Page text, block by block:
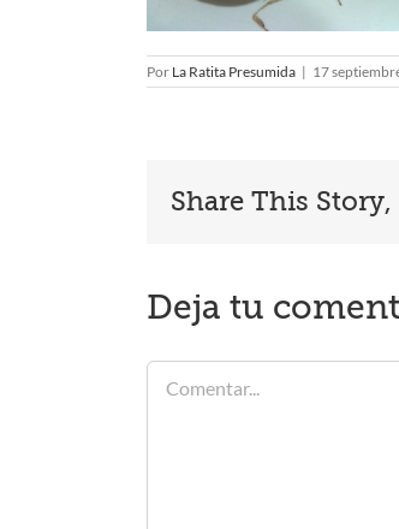
Por La Ratita Presumida | 17
Share This
Deja tu
Comentar